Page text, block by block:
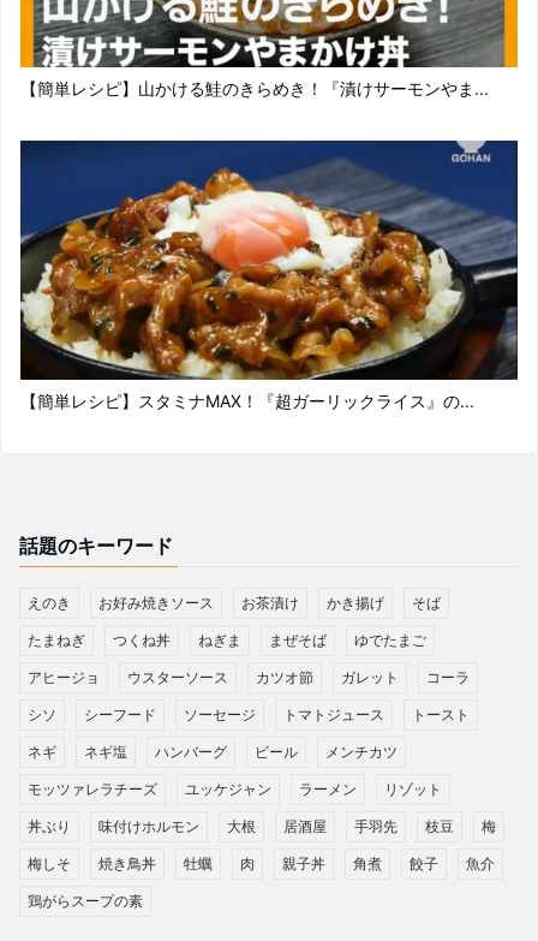
【簡単レシピ】山かける鮭のきらめき！『漬けサーモンやま...
【簡単レシピ】スタミナMAX！『超ガーリックライス』の...
話題のキーワード
えのき お好み焼きソース お茶漬け かき揚げ そば
たまねぎ つくね丼 ねぎま まぜそば ゆでたまご
アヒージョ ウスターソース カツオ節 ガレット コーラ
シソ シーフード ソーセージ トマトジュース トースト
ネギ ネギ塩 ハンバーグ ビール メンチカツ
モッツァレラチーズ ユッケジャン ラーメン リゾット
丼ぶり 味付けホルモン 大根 居酒屋 手羽先 枝豆 梅
梅しそ 焼き鳥丼 牡蠣 肉 親子丼 角煮 餃子 魚介
鶏がらスープの素